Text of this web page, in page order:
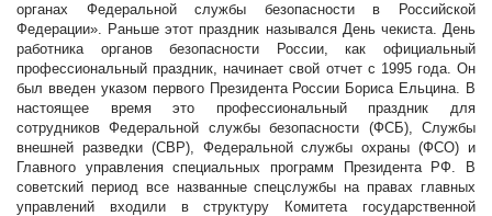
органах Федеральной службы безопасности в Российской
Федерации». Раньше этот праздник назывался День чекиста. День
работника органов безопасности России, как официальный
профессиональный праздник, начинает свой отчет с 1995 года. Он
был введен указом первого Президента России Бориса Ельцина. В
настоящее время это профессиональный праздник для
сотрудников Федеральной службы безопасности (ФСБ), Службы
внешней разведки (СВР), Федеральной службы охраны (ФСО) и
Главного управления специальных программ Президента РФ. В
советский период все названные спецслужбы на правах главных
управлений входили в структуру Комитета государственной